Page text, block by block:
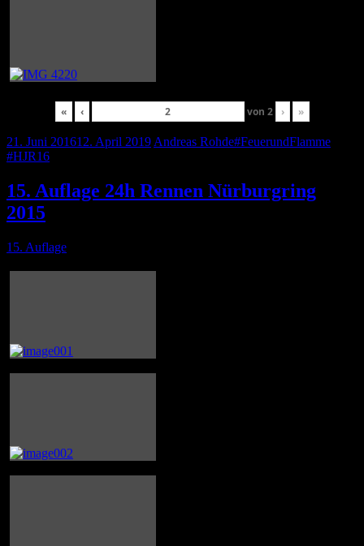
« ‹ von 2 › »
21. Juni 201612. April 2019 Andreas Rohde#FeuerundFlamme
#HJR16
15. Auflage 24h Rennen Nürburgring
2015
15. Auflage